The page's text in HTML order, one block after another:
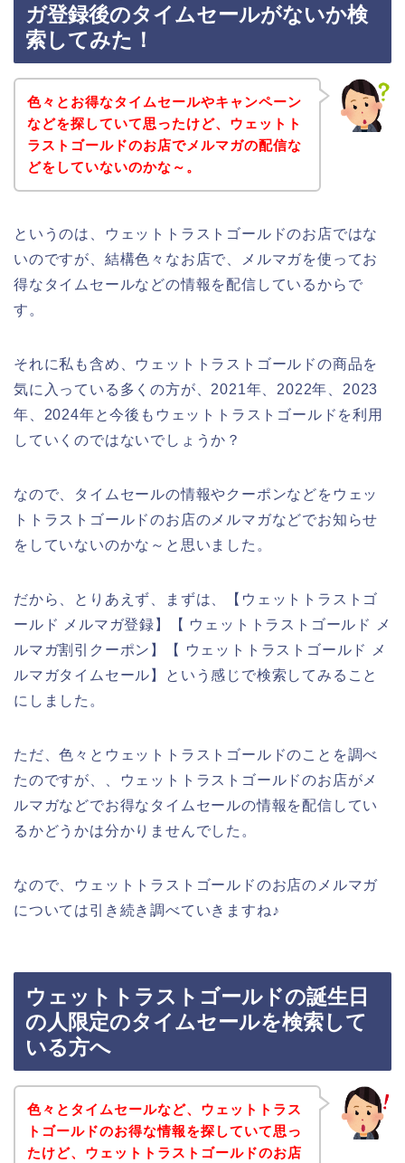
ガ登録後のタイムセールがないか検
索してみた！
色々とお得なタイムセールやキャンペーン
などを探していて思ったけど、ウェットト
ラストゴールドのお店でメルマガの配信な
どをしていないのかな～。
というのは、ウェットトラストゴールドのお店ではな
いのですが、結構色々なお店で、メルマガを使ってお
得なタイムセールなどの情報を配信しているからで
す。
それに私も含め、ウェットトラストゴールドの商品を
気に入っている多くの方が、2021年、2022年、2023
年、2024年と今後もウェットトラストゴールドを利用
していくのではないでしょうか？
なので、タイムセールの情報やクーポンなどをウェッ
トトラストゴールドのお店のメルマガなどでお知らせ
をしていないのかな～と思いました。
だから、とりあえず、まずは、【ウェットトラストゴ
ールド メルマガ登録】【 ウェットトラストゴールド メ
ルマガ割引クーポン】【 ウェットトラストゴールド メ
ルマガタイムセール】という感じで検索してみること
にしました。
ただ、色々とウェットトラストゴールドのことを調べ
たのですが、、ウェットトラストゴールドのお店がメ
ルマガなどでお得なタイムセールの情報を配信してい
るかどうかは分かりませんでした。
なので、ウェットトラストゴールドのお店のメルマガ
については引き続き調べていきますね♪
ウェットトラストゴールドの誕生日
の人限定のタイムセールを検索して
いる方へ
色々とタイムセールなど、ウェットトラス
トゴールドのお得な情報を探していて思っ
たけど、ウェットトラストゴールドのお店